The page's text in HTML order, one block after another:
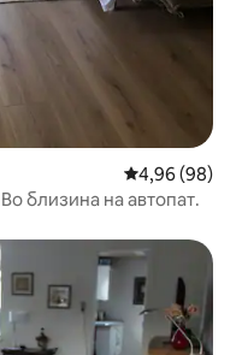
Просечна
4,96 (98)
близина на автопат.